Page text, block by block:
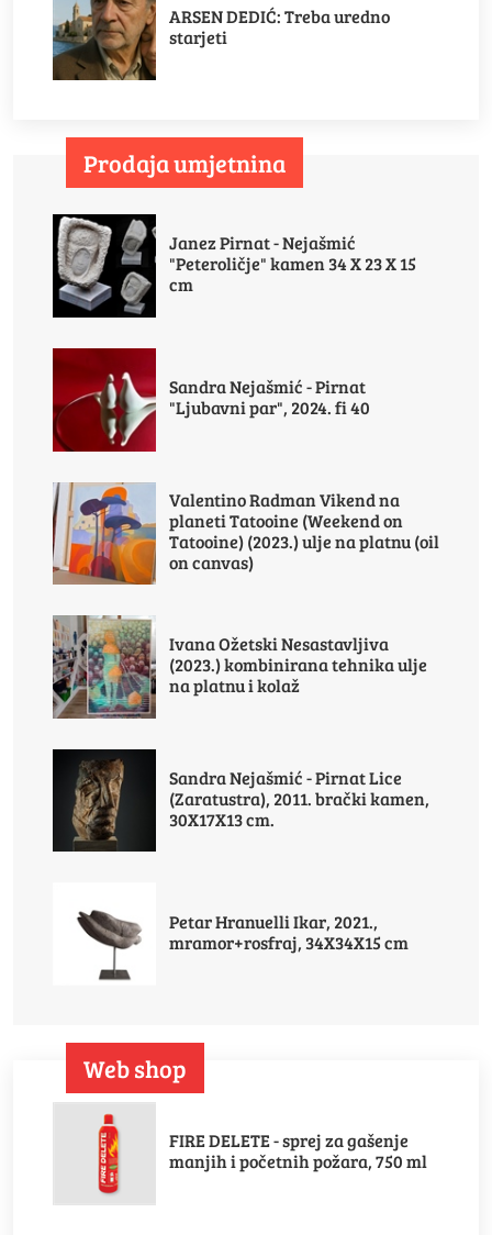
ARSEN DEDIĆ: Treba uredno
starjeti
Prodaja umjetnina
Janez Pirnat - Nejašmić
"Peteroličje" kamen 34 X 23 X 15
cm
Sandra Nejašmić - Pirnat
"Ljubavni par", 2024. fi 40
Valentino Radman Vikend na
planeti Tatooine (Weekend on
Tatooine) (2023.) ulje na platnu (oil
on canvas)
Ivana Ožetski Nesastavljiva
(2023.) kombinirana tehnika ulje
na platnu i kolaž
Sandra Nejašmić - Pirnat Lice
(Zaratustra), 2011. brački kamen,
30X17X13 cm.
Petar Hranuelli Ikar, 2021.,
mramor+rosfraj, 34X34X15 cm
Web shop
FIRE DELETE - sprej za gašenje
manjih i početnih požara, 750 ml